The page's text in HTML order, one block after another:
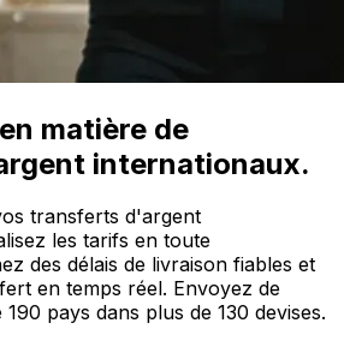
matière de
internationaux.
transferts d'argent
les tarifs en toute
des délais de livraison fiables et
en temps réel. Envoyez de
pays dans plus de 130 devises.